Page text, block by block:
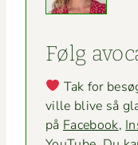
Følg
Tak for
ville blive så
på Face­book,